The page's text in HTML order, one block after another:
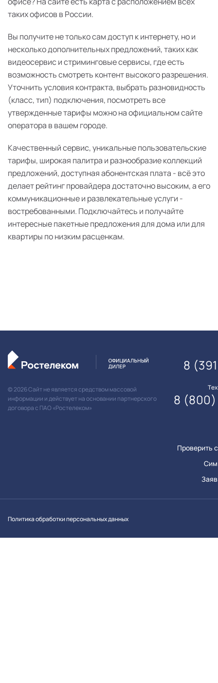
таких офисов в России.
Вы получите не только сам доступ к интернету, но и
несколько дополнительных предложений, таких как
видеосервис и стриминговые сервисы, где есть
возможность смотреть контент высокого разрешения.
Уточнить условия контракта, выбрать разновидность
(класс, тип) подключения, посмотреть все
утвержденные тарифы можно на официальном сайте
оператора в вашем городе.
Качественный сервис, уникальные пользовательские
тарифы, широкая палитра и разнообразие коллекций
предложений, доступная абонентская плата - всё это
делает рейтинг провайдера достаточно высоким, а его
коммуникационные и развлекательные услуги -
востребованными. Подключайтесь и получайте
интересные пакетные предложения для дома или для
квартиры по низким расценкам.
© 2026 Сайт не является средством массовой
информации и действует на основании партнерского
договора с ПАО «Ростелеком»
Проверить
8
8
Политика обработки персональных данных